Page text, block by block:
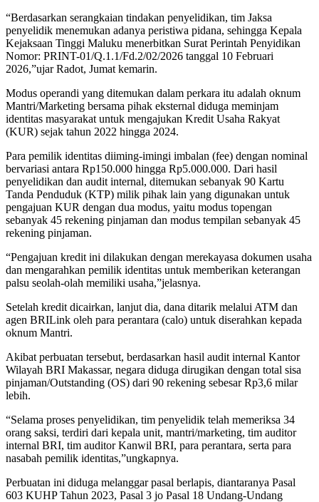
“Berdasarkan serangkaian tindakan penyelidikan, tim Jaksa
penyelidik menemukan adanya peristiwa pidana, sehingga Kepala
Kejaksaan Tinggi Maluku menerbitkan Surat Perintah Penyidikan
Nomor: PRINT-01/Q.1.1/Fd.2/02/2026 tanggal 10 Februari
2026,”ujar Radot, Jumat kemarin.
Modus operandi yang ditemukan dalam perkara itu adalah oknum
Mantri/Marketing bersama pihak eksternal diduga meminjam
identitas masyarakat untuk mengajukan Kredit Usaha Rakyat
(KUR) sejak tahun 2022 hingga 2024.
Para pemilik identitas diiming-imingi imbalan (fee) dengan nominal
bervariasi antara Rp150.000 hingga Rp5.000.000. Dari hasil
penyelidikan dan audit internal, ditemukan sebanyak 90 Kartu
Tanda Penduduk (KTP) milik pihak lain yang digunakan untuk
pengajuan KUR dengan dua modus, yaitu modus topengan
sebanyak 45 rekening pinjaman dan modus tempilan sebanyak 45
rekening pinjaman.
“Pengajuan kredit ini dilakukan dengan merekayasa dokumen usaha
dan mengarahkan pemilik identitas untuk memberikan keterangan
palsu seolah-olah memiliki usaha,”jelasnya.
Setelah kredit dicairkan, lanjut dia, dana ditarik melalui ATM dan
agen BRILink oleh para perantara (calo) untuk diserahkan kepada
oknum Mantri.
Akibat perbuatan tersebut, berdasarkan hasil audit internal Kantor
Wilayah BRI Makassar, negara diduga dirugikan dengan total sisa
pinjaman/Outstanding (OS) dari 90 rekening sebesar Rp3,6 milar
lebih.
“Selama proses penyelidikan, tim penyelidik telah memeriksa 34
orang saksi, terdiri dari kepala unit, mantri/marketing, tim auditor
internal BRI, tim auditor Kanwil BRI, para perantara, serta para
nasabah pemilik identitas,”ungkapnya.
Perbuatan ini diduga melanggar pasal berlapis, diantaranya Pasal
603 KUHP Tahun 2023, Pasal 3 jo Pasal 18 Undang-Undang